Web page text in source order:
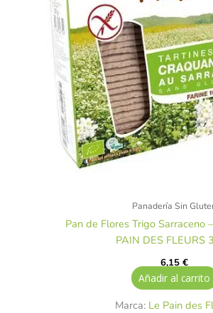
Panadería Sin
Pan de Flores Trigo Sarraceno
PAIN DES FLEURS
6,15€
Añadir al carrito
Marca: Le Pain des